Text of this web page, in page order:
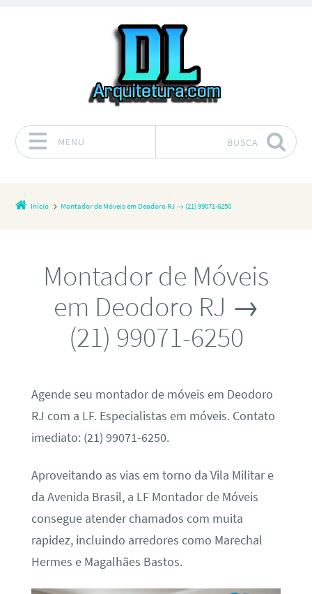
MENU BUSCA
Início Montador de Móveis em Deodoro RJ → (21) 99071-6250
Montador de Móveis
em Deodoro RJ →
(21) 99071-6250
Agende seu montador de móveis em Deodoro
RJ com a LF. Especialistas em móveis. Contato
imediato: (21) 99071-6250.
Aproveitando as vias em torno da Vila Militar e
da Avenida Brasil, a LF Montador de Móveis
consegue atender chamados com muita
rapidez, incluindo arredores como Marechal
Hermes e Magalhães Bastos.